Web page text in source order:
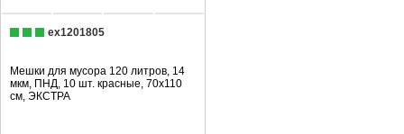
ex1201805
Мешки для мусора 120 литров, 14
мкм, ПНД, 10 шт. красные, 70х110
см, ЭКСТРА